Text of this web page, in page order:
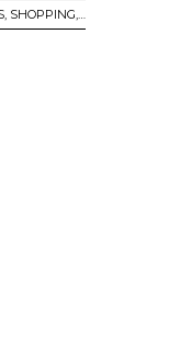
SHOPPING,…